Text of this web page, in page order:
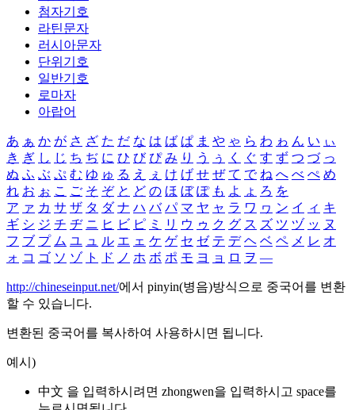
첨자기호
라틴문자
러시아문자
단위기호
일반기호
로마자
아랍어
あ ぁ か が さ ざ た だ な は ば ぱ ま や ゃ ら わ ゎ ん い ぃ
き ぎ し じ ち ぢ に ひ び ぴ み り う ぅ く ぐ す ず つ づ っ
ぬ ふ ぶ ぷ む ゆ ゅ る え ぇ け げ せ ぜ て で ね へ べ ぺ め
れ お ぉ こ ご そ ぞ と ど の ほ ぼ ぽ も よ ょ ろ を
ア ァ カ サ ザ タ ダ ナ ハ バ パ マ ヤ ャ ラ ワ ヮ ン イ ィ キ
ギ シ ジ チ ヂ ニ ヒ ビ ピ ミ リ ウ ゥ ク グ ス ズ ツ ヅ ッ ヌ
フ ブ プ ム ユ ュ ル エ ェ ケ ゲ セ ゼ テ デ ヘ ベ ペ メ レ オ
ォ コ ゴ ソ ゾ ト ド ノ ホ ボ ポ モ ヨ ョ ロ ヲ ―
http://chineseinput.net/에서 pinyin(병음)방식으로 중국어를 변환
할 수 있습니다.
변환된 중국어를 복사하여 사용하시면 됩니다.
예시)
中文 을 입력하시려면 zhongwen을 입력하시고 space를